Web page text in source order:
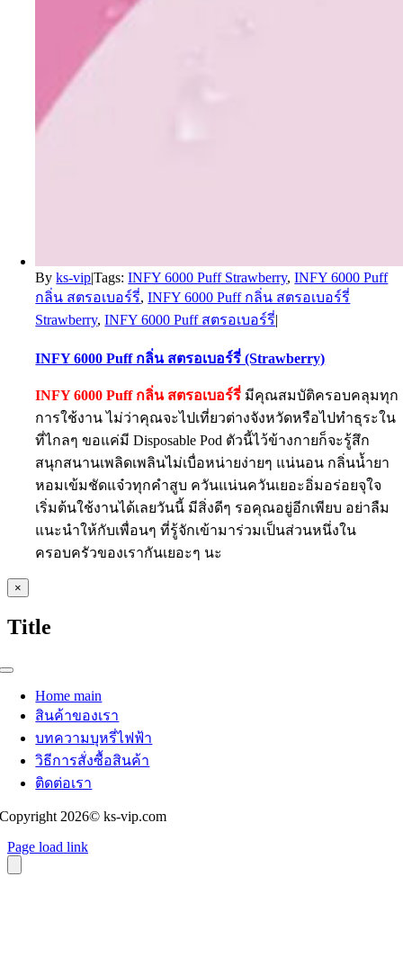
Byks-vip|Tags:INFY 6000 Puff Strawberry,INFY 6000 Puff
กลิ่น สตรอเบอร์รี่,INFY 6000 Puff กลิ่น สตรอเบอร์รี่
Strawberry,INFY 6000 Puff สตรอเบอร์รี่|
INFY 6000 Puff กลิ่น สตรอเบอร์รี่ (Strawberry)
INFY 6000 Puff กลิ่น สตรอเบอร์รี่ มีคุณสมบัติครอบคลุมทุก
การใช้งาน ไม่ว่าคุณจะไปเที่ยวต่างจังหวัดหรือไปทำธุระใน
ที่ไกลๆ ขอแค่มี Disposable Pod ตัวนี้ไว้ข้างกายก็จะรู้สึก
สนุกสนานเพลิดเพลินไม่เบื่อหน่ายง่ายๆ แน่นอน กลิ่นน้ำยา
หอมเข้มชัดแจ๋วทุกคำสูบ ควันแน่นควันเยอะอิ่มอร่อยจุใจ
เริ่มต้นใช้งานได้เลยวันนี้ มีสิ่งดีๆ รอคุณอยู่อีกเพียบ อย่าลืม
แนะนำให้กับเพื่อนๆ ที่รู้จักเข้ามาร่วมเป็นส่วนหนึ่งใน
ครอบครัวของเรากันเยอะๆ นะ
Close
product
view
×
Title
Toggle
NavigationHome main
สินค้าของเรา
บทความบุหรี่ไฟฟ้า
วิธีการสั่งซื้อสินค้า
ติดต่อเรา
Copyright 2026© ks-vip.com
Page load link